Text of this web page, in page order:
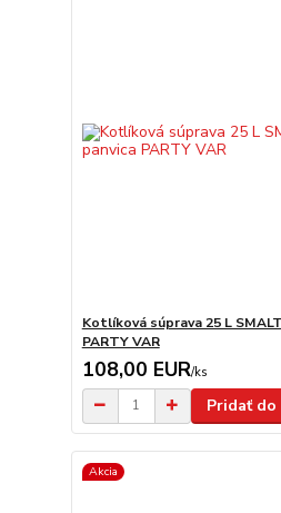
Kotlíková súprava 25 L
PARTY VAR
108,00 EUR/ks
Pridať do
Akcia